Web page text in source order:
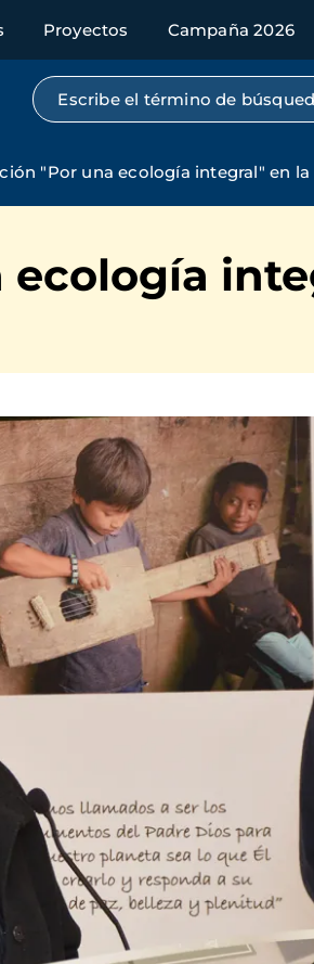
Proyectos Campaña 2026
Búsqueda por texto
"Por una ecología integral" en la